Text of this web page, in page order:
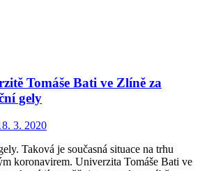
Tomáše Bati ve Zlíně za
gely
3. 2020
Taková je současná situace na trhu
koronavirem. Univerzita Tomáše Bati ve